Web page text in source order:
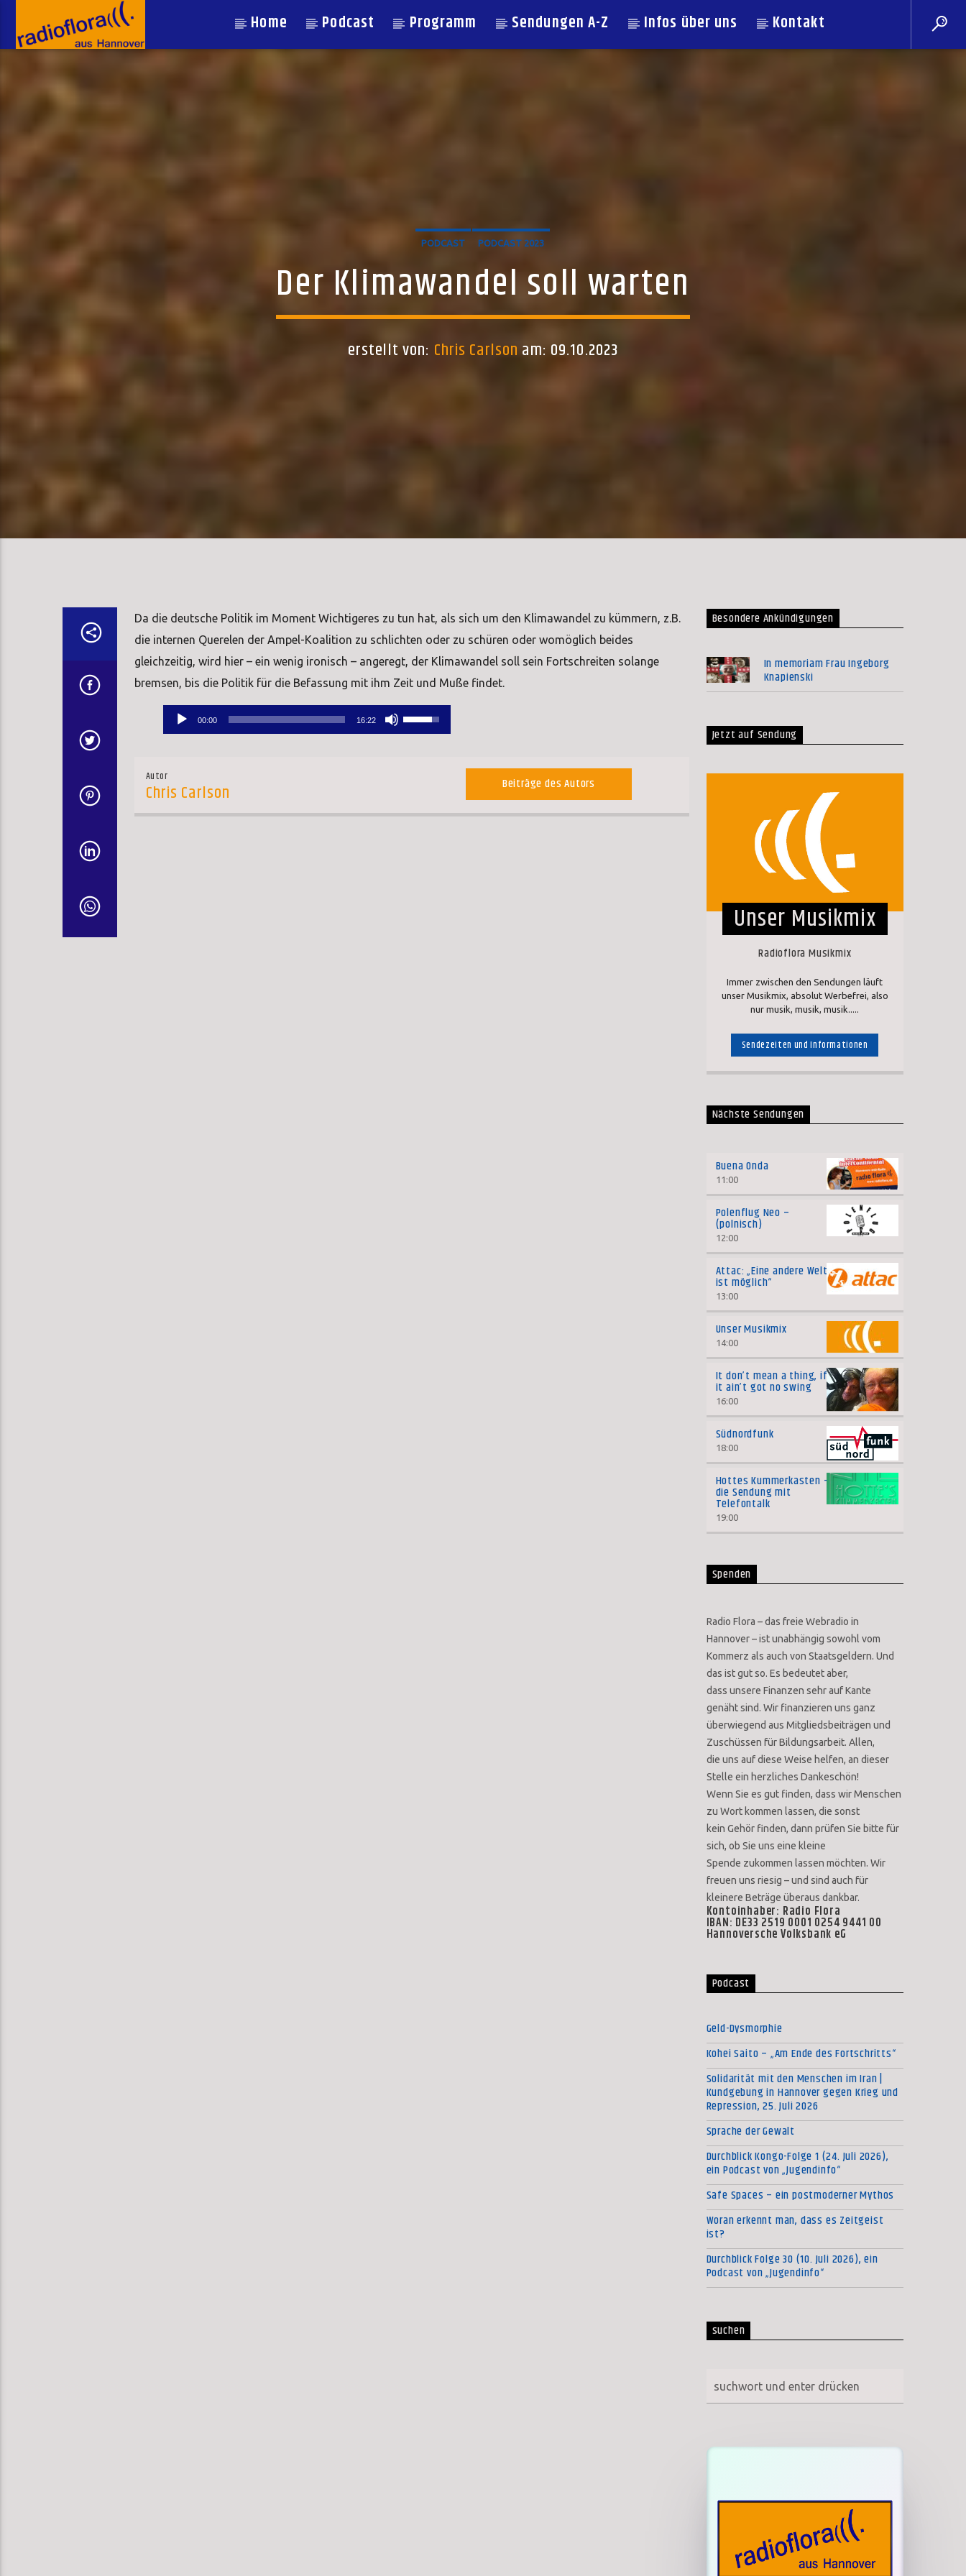
Home Podcast Programm Sendungen A-Z Infos über uns Kontakt
PODCAST PODCAST 2023
Der Klimawandel soll warten
erstellt von: Chris Carlson am: 09.10.2023
Da die deutsche Politik im Moment Wichtigeres zu tun hat, als sich um den Klimawandel zu kümmern, z.B.
die internen Querelen der Ampel-Koalition zu schlichten oder zu schüren oder womöglich beides
gleichzeitig, wird hier – ein wenig ironisch – angeregt, der Klimawandel soll sein Fortschreiten solange
bremsen, bis die Politik für die Befassung mit ihm Zeit und Muße findet.
Audio-
Player
00:00 16:22
Pfeiltasten
Hoch/Runter
Autor
Chris Carlson Beiträge des Autors
Besondere Ankündigungen
In memoriam Frau Ingeborg
Knapienski
Jetzt auf Sendung
Unser Musikmix
Radioflora Musikmix
Immer zwischen den Sendungen läuft
unser Musikmix, absolut Werbefrei, also
nur musik, musik, musik.....
Sendezeiten und Informationen
Nächste Sendungen
Buena Onda
11:00
Polenflug Neo –
(polnisch)
12:00
Attac: „Eine andere Welt
ist möglich“
13:00
Unser Musikmix
14:00
It don’t mean a thing, if
it ain’t got no swing
16:00
Südnordfunk
18:00
Hottes Kummerkasten –
die Sendung mit
Telefontalk
19:00
Spenden
Radio Flora – das freie Webradio in
Hannover – ist unabhängig sowohl vom
Kommerz als auch von Staatsgeldern. Und
das ist gut so. Es bedeutet aber,
dass unsere Finanzen sehr auf Kante
genäht sind. Wir finanzieren uns ganz
überwiegend aus Mitgliedsbeiträgen und
Zuschüssen für Bildungsarbeit. Allen,
die uns auf diese Weise helfen, an dieser
Stelle ein herzliches Dankeschön!
Wenn Sie es gut finden, dass wir Menschen
zu Wort kommen lassen, die sonst
kein Gehör finden, dann prüfen Sie bitte für
sich, ob Sie uns eine kleine
Spende zukommen lassen möchten. Wir
freuen uns riesig – und sind auch für
kleinere Beträge überaus dankbar.
Kontoinhaber: Radio Flora
IBAN: DE33 2519 0001 0254 9441 00
Hannoversche Volksbank eG
Podcast
Geld-Dysmorphie
Kohei Saito – „Am Ende des Fortschritts“
Solidarität mit den Menschen im Iran |
Kundgebung in Hannover gegen Krieg und
Repression, 25. Juli 2026
Sprache der Gewalt
Durchblick Kongo-Folge 1 (24. Juli 2026),
ein Podcast von „Jugendinfo“
Safe Spaces – ein postmoderner Mythos
Woran erkennt man, dass es Zeitgeist
ist?
Durchblick Folge 30 (10. Juli 2026), ein
Podcast von „Jugendinfo“
suchen